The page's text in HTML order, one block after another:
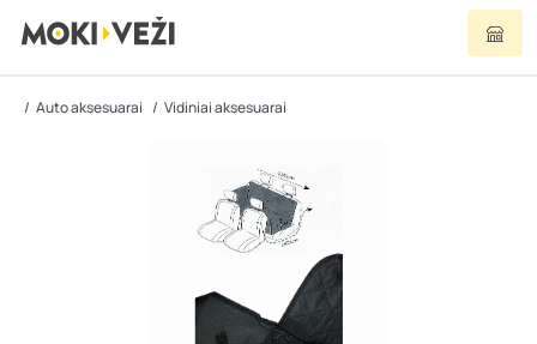
Auto aksesuarai Vidiniai aksesuarai